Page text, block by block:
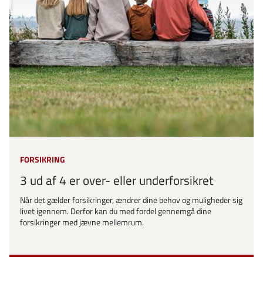
FORSIKRING
3 ud af 4 er over- eller underforsikret
Når det gælder forsikringer, ændrer dine behov og muligheder sig
livet igennem. Derfor kan du med fordel gennemgå dine
forsikringer med jævne mellemrum.